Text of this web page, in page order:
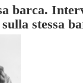
barca.
sulla stessa